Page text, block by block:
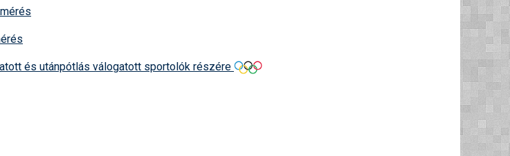
és utánpótlás válogatott sportolók részére